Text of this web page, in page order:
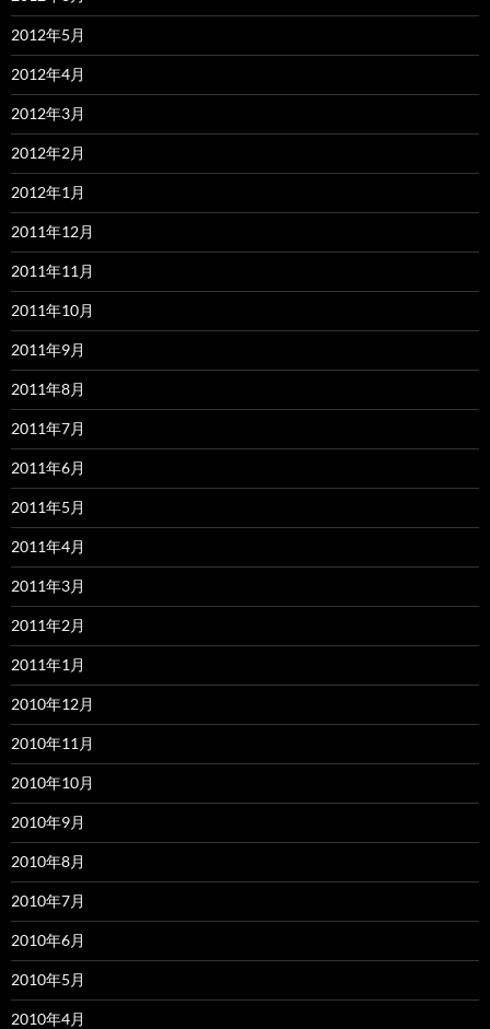
2012年5月
2012年4月
2012年3月
2012年2月
2012年1月
2011年12月
2011年11月
2011年10月
2011年9月
2011年8月
2011年7月
2011年6月
2011年5月
2011年4月
2011年3月
2011年2月
2011年1月
2010年12月
2010年11月
2010年10月
2010年9月
2010年8月
2010年7月
2010年6月
2010年5月
2010年4月